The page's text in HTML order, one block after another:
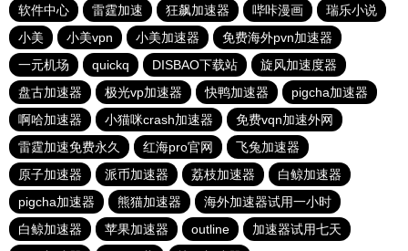
软件中心
雷霆加速 狂飙加速器 哔咔漫画
瑞乐小说
小美
小美vpn 小美加速器
免费海外pvn加速器
一元机场
quickq DISBAO下载站
旋风加速度器
盘古加速器
极光vp加速器 快鸭加速器
pigcha加速器
啊哈加速器
小猫咪crash加速器
免费vqn加速外网
雷霆加速免费永久
红海pro官网
飞兔加速器
原子加速器
派币加速器 荔枝加速器
白鲸加速器
pigcha加速器
熊猫加速器
海外加速器试用一小时
白鲸加速器
苹果加速器 outline
加速器试用七天